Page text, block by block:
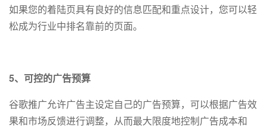
如果您的着陆页具有良好的信息匹配和重点设计，您可以轻
松成为行业中排名靠前的页面。
5、可控的广告预算
谷歌推广允许广告主设定自己的广告预算，可以根据广告效
果和市场反馈进行调整，从而最大限度地控制广告成本和